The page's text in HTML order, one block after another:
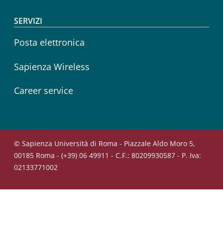
SERVIZI
Posta elettronica
Sapienza Wireless
Career service
© Sapienza Università di Roma - Piazzale Aldo Moro 5,
00185 Roma - (+39) 06 49911 - C.F.: 80209930587 - P. Iva:
02133771002